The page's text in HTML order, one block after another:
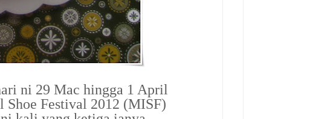
ni 29 Mac hingga 1 April
Shoe Festival 2012 (MISF)